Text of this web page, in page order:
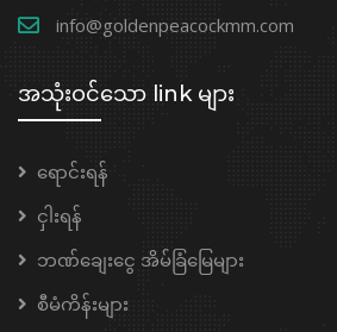
info@goldenpeacockmm.com
အသုံးဝင်သော link များ
ရောင်းရန်
ငှါးရန်
ဘဏ်ချေးငွေ အိမ်ခြံမြေများ
စီမံကိန်းများ